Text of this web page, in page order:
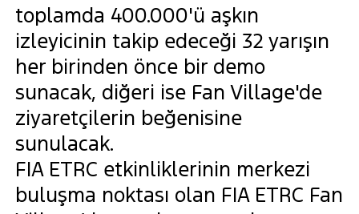
toplamda 400.000'ü aşkın
izleyicinin takip edeceği 32 yarışın
her birinden önce bir demo
sunacak, diğeri ise Fan Village'de
ziyaretçilerin beğenisine
sunulacak.
FIA ETRC etkinliklerinin merkezi
buluşma noktası olan FIA ETRC Fan